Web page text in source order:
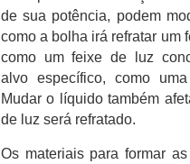
de sua potência, podem
como a bolha irá refratar um
como um feixe de luz
alvo específico, como
Mudar o líquido também
de luz será refratado.
Os materiais para formar